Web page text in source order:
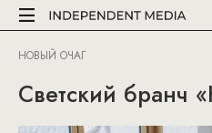
НОВЫЙ ОЧАГ
Светский бранч